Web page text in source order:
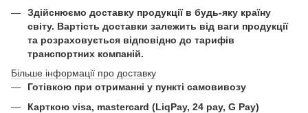
Здійснюємо доставку продукції в будь-яку країну
світу. Вартість доставки залежить від ваги продукції
та розраховується відповідно до тарифів
транспортних компаній.
Більше інформації про доставку
Готівкою при отриманні у пункті самовивозу
Карткою visa, mastercard (LiqPay, 24 pay, G Pay)